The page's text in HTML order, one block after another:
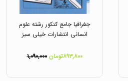
جغرافیا جامع کنکور رشته علوم
انسانی انتشارات خیلی سبز
۸۹۳,۸۰۰تومان ۱,۰۹۰,۰۰۰